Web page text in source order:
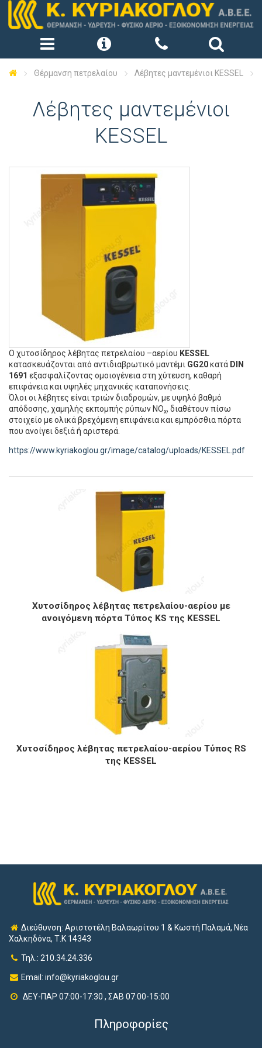
Θέρμανση πετρελαίου Λέβητες μαντεμένιοι KESSEL
Λέβητες μαντεμένιοι
KESSEL
Ο χυτοσίδηρος λέβητας πετρελαίου –αερίου KESSEL
κατασκευάζονται από αντιδιαβρωτικό μαντέμι GG20κατά DIN
1691 εξασφαλίζοντας ομοιογένεια στη χύτευση, καθαρή
επιφάνεια και υψηλές μηχανικές καταπονήσεις.
Όλοι οι λέβητες είναι τριών διαδρομών, με υψηλό βαθμό
απόδοσης, χαμηλής εκπομπής ρύπων NOx, διαθέτουν πίσω
στοιχείο με ολικά βρεχόμενη επιφάνεια και εμπρόσθια πόρτα
που ανοίγει δεξιά ή αριστερά.
https://www.kyriakoglou.gr/image/catalog/uploads/KESSEL.pdf
Χυτοσίδηρος λέβητας πετρελαίου-αερίου με
ανοιγόμενη πόρτα Τύπος KS της KESSEL
Χυτοσίδηρος λέβητας πετρελαίου-αερίου Τύπος RS
της KESSEL
Διεύθυνση: Αριστοτέλη Βαλαωρίτου 1 & Κωστή Παλαμά, Νέα
Χαλκηδόνα, Τ.Κ 14343
Τηλ.: 210.34.24.336
Email: info@kyriakoglou.gr
ΔΕΥ-ΠΑΡ 07:00-17:30 , ΣΑΒ 07:00-15:00
Πληροφορίες